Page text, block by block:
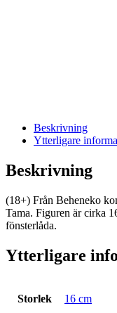
Beskrivning
Ytterligare
Beskrivning
(18+) Från Beheneko
Tama. Figuren är cirka
fönsterlåda.
Ytterligare
Storlek 16 cm